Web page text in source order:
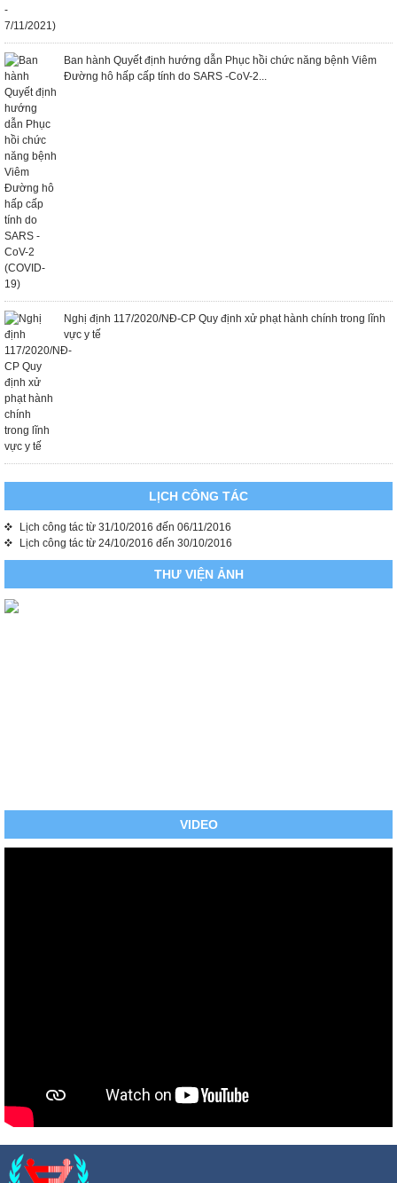
Ban hành Quyết định hướng dẫn Phục hồi chức năng bệnh Viêm
Đường hô hấp cấp tính do SARS -CoV-2...
Nghị định 117/2020/NĐ-CP Quy định xử phạt hành chính trong lĩnh
vực y tế
LỊCH CÔNG TÁC
Lịch công tác từ 31/10/2016 đến 06/11/2016
Lịch công tác từ 24/10/2016 đến 30/10/2016
THƯ VIỆN ẢNH
VIDEO